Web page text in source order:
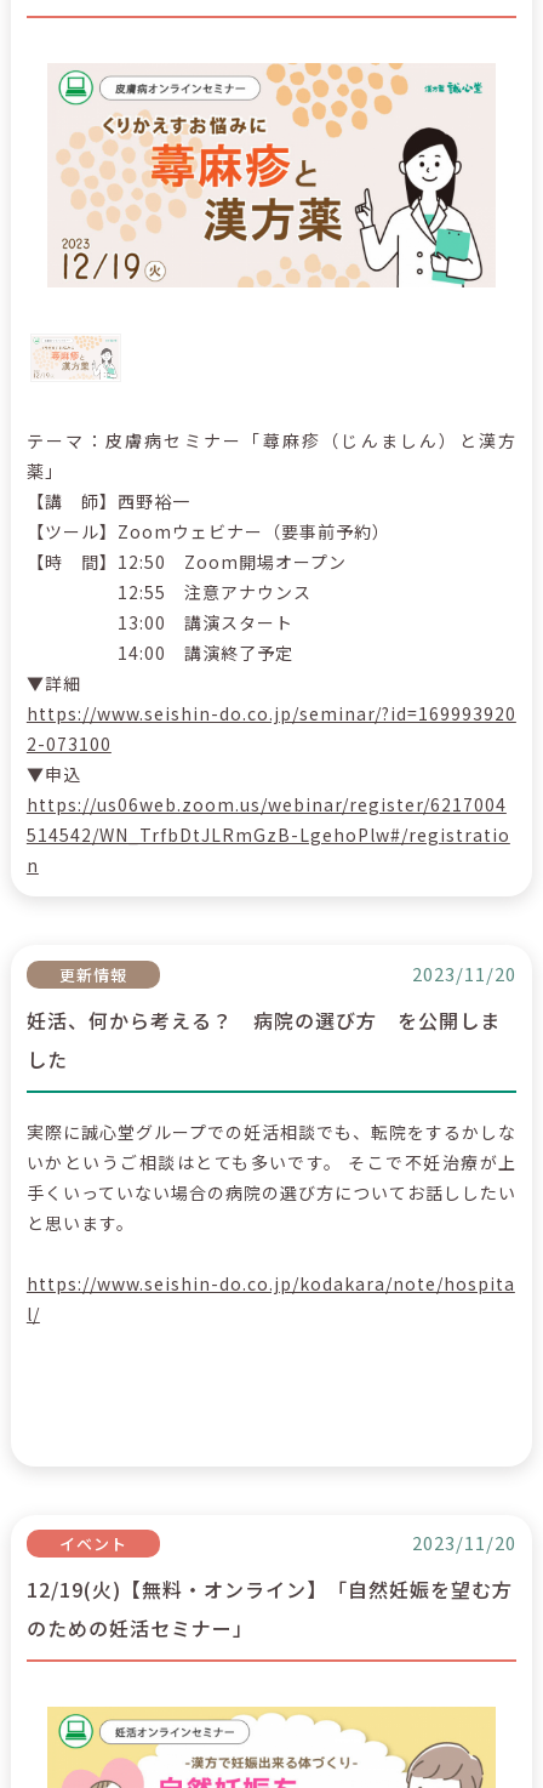
テーマ：皮膚病セミナー「蕁麻疹（じんましん）と漢方
薬」
【講 師】西野裕一
【ツール】Zoomウェビナー（要事前予約）
【時 間】12:50 Zoom開場オープン
12:55 注意アナウンス
13:00 講演スタート
14:00 講演終了予定
▼詳細
https://www.seishin-do.co.jp/seminar/?id=169993920
2-073100
▼申込
https://us06web.zoom.us/webinar/register/6217004
514542/WN_TrfbDtJLRmGzB-LgehoPlw#/registratio
n
更新情報 2023/11/20
妊活、何から考える？ 病院の選び方 を公開しま
した
実際に誠心堂グループでの妊活相談でも、転院をするかしな
いかというご相談はとても多いです。 そこで不妊治療が上
手くいっていない場合の病院の選び方についてお話ししたい
と思います。
https://www.seishin-do.co.jp/kodakara/note/hospita
l/
イベント 2023/11/20
12/19(火)【無料・オンライン】「自然妊娠を望む方
のための妊活セミナー」